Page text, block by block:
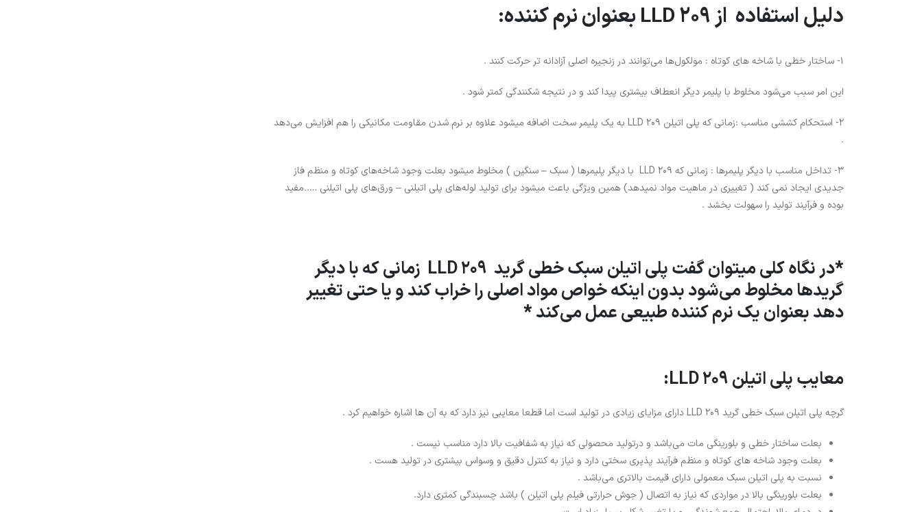
دلیل استفاده از LLD 209 بعنوان نرم کننده:
1- ساختار خطی با شاخه های کوتاه : مولکول‌ها می‌توانند در زنجیره اصلی آزادانه تر حرکت کنند .
این امر سبب می‌شود مخلوط با پلیمر دیگر انعطاف بیشتری پیدا کند و در نتیجه شکنندگی کمتر شود .
2- استحکام کششی مناسب :زمانی که پلی اتیلن LLD 209 به یک پلیمر سخت اضافه میشود علاوه بر نرم شدن مقاومت مکانیکی را هم افزایش می‌دهد
.
3- تداخل مناسب با دیگر پلیمرها : زمانی که LLD 209 با دیگر پلیمرها ( سبک – سنگین ) مخلوط میشود بعلت وجود شاخه‌های کوتاه و منظم فاز
جدیدی ایجاد نمی کند ( تغییری در ماهیت مواد نمیدهد) همین ویژگی باعث میشود برای تولید لوله‌های پلی اتیلنی – ورق‌های پلی اتیلنی …..مفید
بوده و فرآیند تولید را سهولت بخشد .
*در نگاه کلی میتوان گفت پلی اتیلن سبک خطی گرید LLD 209 زمانی که با دیگر
گریدها مخلوط می‌شود بدون اینکه خواص مواد اصلی را خراب کند و یا حتی تغییر
دهد بعنوان یک نرم کننده طبیعی عمل می‌کند *
معایب پلی اتیلن LLD 209:
گرچه پلی اتیلن سبک خطی گرید LLD 209 دارای مزایای زیادی در تولید است اما قطعا معایبی نیز دارد که به آن ها اشاره خواهیم کرد .
بعلت ساختار خطی و بلورینگی مات می‌باشد و درتولید محصولی که نیاز به شفافیت بالا دارد مناسب نیست .
بعلت وجود شاخه های کوتاه و منظم فرآیند پذیری سختی دارد و نیاز به کنترل دقیق و وسواس بیشتری در تولید هست .
نسبت به پلی اتیلن سبک معمولی دارای قیمت بالاتری می‌باشد .
بعلت بلورینگی بالا در مواردی که نیاز به اتصال ( جوش حرارتی فیلم پلی اتیلن ) باشد چسبندگی کمتری دارد.